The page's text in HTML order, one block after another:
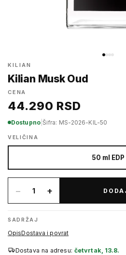
KILIAN
Kilian Musk Oud
CENA
44.290 RSD
Dostupno| Šifra: MS-2026-KIL-50
VELIČINA
50 ml EDP
− 1 +
SADRŽAJ
OpisDostava i povrat
Dostava na adresu: četvrtak, 13.8.